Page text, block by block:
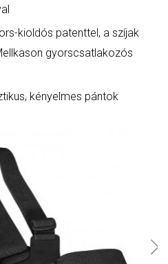
kioldós patenttel, a szíjak
gyorscsatlakozós
kényelmes pántok